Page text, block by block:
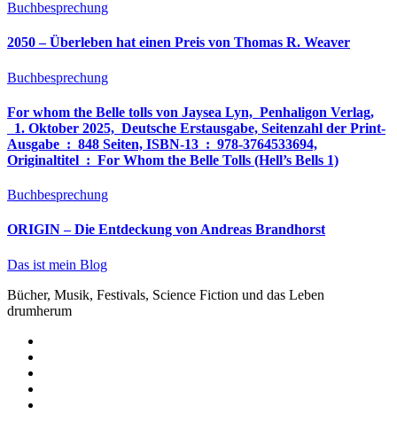
Buchbesprechung
2050 – Überleben hat einen Preis von Thomas R. Weaver
Buchbesprechung
For whom the Belle tolls von Jaysea Lyn, ‎ Penhaligon Verlag,
‎ 1. Oktober 2025, ‎ Deutsche Erstausgabe, Seitenzahl der Print-
Ausgabe ‏ : ‎ 848 Seiten, ISBN-13 ‏ : ‎ 978-3764533694,
Originaltitel ‏ : ‎ For Whom the Belle Tolls (Hell’s Bells 1)
Buchbesprechung
ORIGIN – Die Entdeckung von Andreas Brandhorst
Das ist mein Blog
Bücher, Musik, Festivals, Science Fiction und das Leben
drumherum